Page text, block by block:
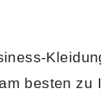
besten